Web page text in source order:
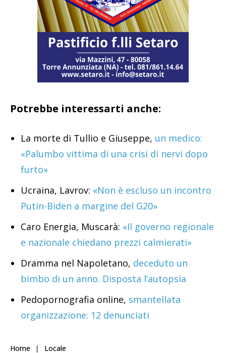
Potrebbe interessarti anche:
La morte di Tullio e Giuseppe, un medico:
«Palumbo vittima di una crisi di nervi dopo
furto»
Ucraina, Lavrov: «Non è escluso un incontro
Putin-Biden a margine del G20»
Caro Energia, Muscarà: «Il governo regionale
e nazionale chiedano prezzi calmierati»
Dramma nel Napoletano, deceduto un
bimbo di un anno. Disposta l’autopsia
Pedopornografia online, smantellata
organizzazione: 12 denunciati
Home Locale